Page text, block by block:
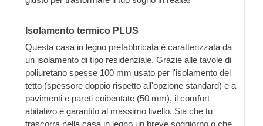
Isolamento termico PLUS
Questa casa in legno prefabbricata è caratterizzata da
un isolamento di tipo residenziale. Grazie alle tavole di
poliuretano spesse 100 mm usato per l'isolamento del
tetto (spessore doppio rispetto all'opzione standard) e a
pavimenti e pareti coibentate (50 mm), il comfort
abitativo è garantito al massimo livello. Sia che tu
trascorra nella casa in legno un breve soggiorno o che